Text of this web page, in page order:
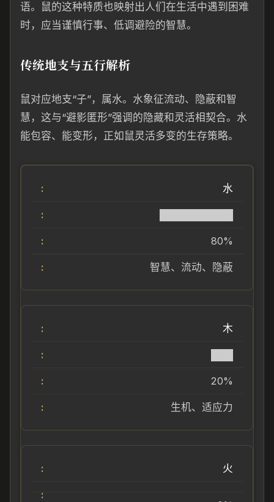
语。鼠的这种特质也映射出人们在生活中遇到困难
时，应当谨慎行事、低调避险的智慧。
传统地支与五行解析
鼠对应地支“子”，属水。水象征流动、隐蔽和智
慧，这与“避影匿形”强调的隐藏和灵活相契合。水
能包容、能变形，正如鼠灵活多变的生存策略。
水
80%
智慧、流动、隐蔽
木
20%
生机、适应力
火